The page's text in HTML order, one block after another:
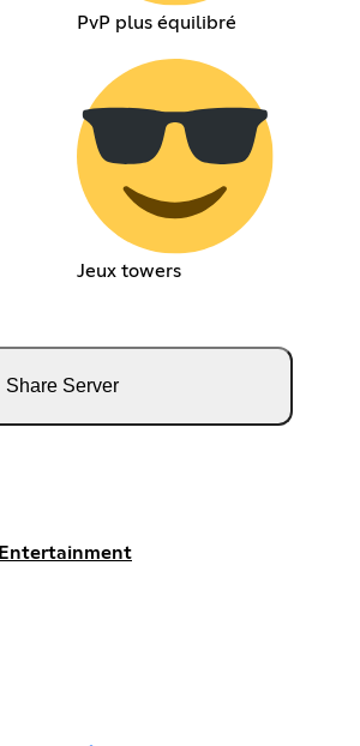
PvP plus équilibré
Jeux towers
Share Server
Entertainment